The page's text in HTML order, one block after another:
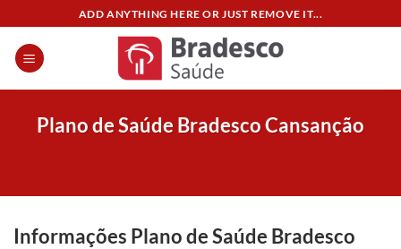
content
ADD ANYTHING HERE OR JUST REMOVE IT...
Plano de Saúde Bradesco Cansanção
Informações Plano de Saúde Bradesco